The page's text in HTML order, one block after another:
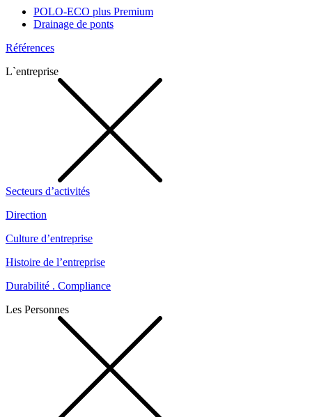
POLO-ECO plus Premium
Drainage de ponts
Références
L`entreprise
Secteurs d’activités
Direction
Culture d’entreprise
Histoire de l’entreprise
Durabilité . Compliance
Les Personnes